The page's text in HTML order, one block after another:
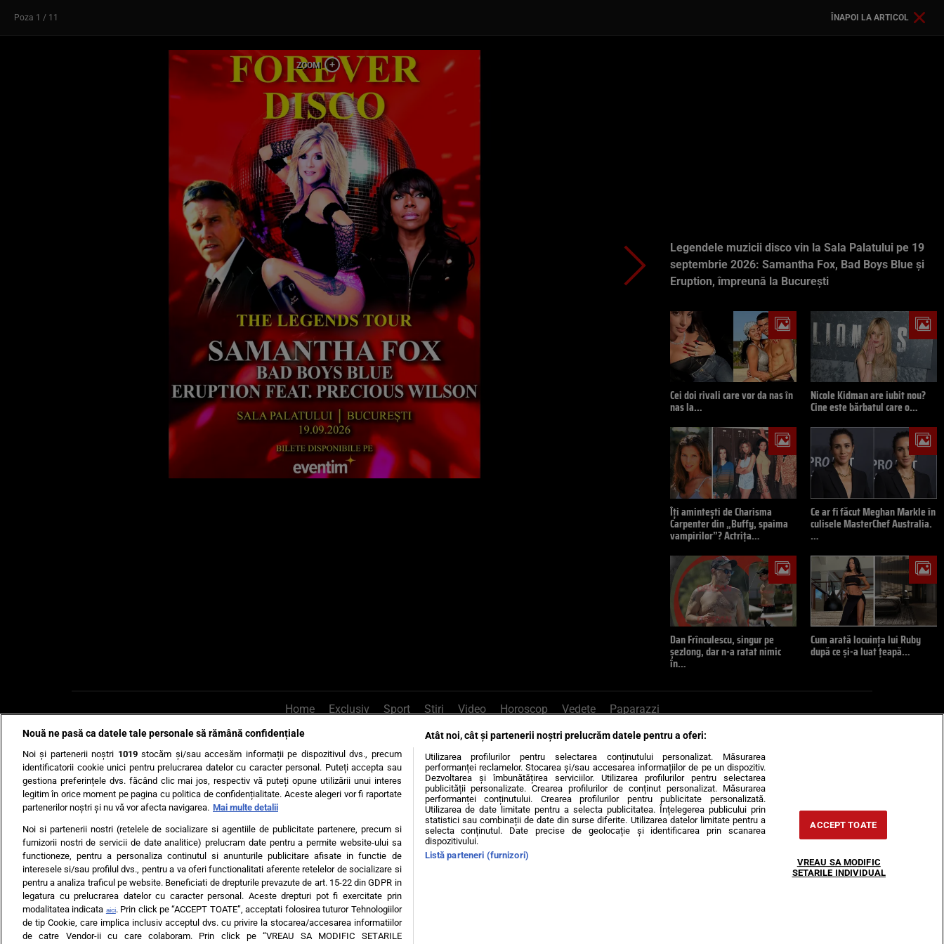
Poza 1 / 11 ÎNAPOI LA ARTICOL
Legendele muzicii disco vin la Sala Palatului pe 19
septembrie 2026: Samantha Fox, Bad Boys Blue și
Eruption, împreună la București
Cei doi rivali care vor da nas în
nas la…
Nicole Kidman are iubit nou?
Cine este bărbatul care o…
Îți amintești de Charisma
Carpenter din „Buffy, spaima
vampirilor”? Actrița…
Ce ar fi făcut Meghan Markle în
culisele MasterChef Australia.
…
Dan Frînculescu, singur pe
șezlong, dar n-a ratat nimic
în…
Cum arată locuința lui Ruby
după ce și-a luat țeapă…
Home Exclusiv Sport Știri Video Horoscop Vedete Paparazzi
AI UN PONT? Scrie-ne pe Whatsapp, sună la 0741226226 sau trimite mail la pont@cancan.ro
Știri interne Știri externe Politică
Ultimele stiri Diete Insula Iubirii Dictionar de vise LIFE STYLE Horoscop
Echipa editorială Termeni si condiții Politica de confidențialitate
Nouă ne pasă ca datele tale personale să rămână confidențiale
Noi și partenerii noștri 1019stocăm și/sau accesăm informații pe dispozitivul dvs., precum
identificatorii cookie unici pentru prelucrarea datelor cu caracter personal. Puteți accepta sau
gestiona preferințele dvs. făcând clic mai jos, respectiv vă puteți opune utilizării unui interes
legitim în orice moment pe pagina cu politica de confidențialitate. Aceste alegeri vor fi raportate
partenerilor noștri și nu vă vor afecta navigarea. Mai multe detalii
Noi si partenerii nostri (retelele de socializare si agentiile de publicitate partenere, precum si
furnizorii nostri de servicii de date analitice) prelucram date pentru a permite website-ului sa
functioneze, pentru a personaliza continutul si anunturile publicitare afisate in functie de
interesele si/sau profilul dvs., pentru a va oferi functionalitati aferente retelelor de socializare si
pentru a analiza traficul pe website. Beneficiati de drepturile prevazute de art. 15-22 din GDPR in
legatura cu prelucrarea datelor cu caracter personal. Aceste drepturi pot fi exercitate prin
modalitatea indicata aici. Prin click pe “ACCEPT TOATE”, acceptati folosirea tuturor Tehnologiilor
de tip Cookie, care implica inclusiv acceptul dvs. cu privire la stocarea/accesarea informatiilor
de catre Vendor-ii cu care colaboram. Prin click pe “VREAU SA MODIFIC SETARILE
Atât noi, cât și partenerii noștri prelucrăm datele pentru a oferi:
Utilizarea profilurilor pentru selectarea conținutului personalizat. Măsurarea
performanței reclamelor. Stocarea și/sau accesarea informațiilor de pe un dispozitiv.
Dezvoltarea și îmbunătățirea serviciilor. Utilizarea profilurilor pentru selectarea
publicității personalizate. Crearea profilurilor de conținut personalizat. Măsurarea
performanței conținutului. Crearea profilurilor pentru publicitate personalizată.
Utilizarea de date limitate pentru a selecta publicitatea. Înțelegerea publicului prin
statistici sau combinații de date din surse diferite. Utilizarea datelor limitate pentru a
selecta conținutul. Date precise de geolocație și identificarea prin scanarea
dispozitivului.
Listă parteneri (furnizori)
ACCEPT TOATE
VREAU SA MODIFIC
SETARILE INDIVIDUAL